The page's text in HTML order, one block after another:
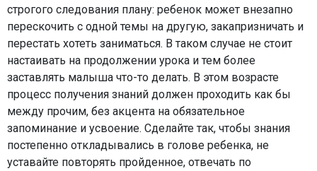
строгого следования плану: ребенок может внезапно
перескочить с одной темы на другую, закапризничать и
перестать хотеть заниматься. В таком случае не стоит
настаивать на продолжении урока и тем более
заставлять малыша что-то делать. В этом возрасте
процесс получения знаний должен проходить как бы
между прочим, без акцента на обязательное
запоминание и усвоение. Сделайте так, чтобы знания
постепенно откладывались в голове ребенка, не
уставайте повторять пройденное, отвечать по